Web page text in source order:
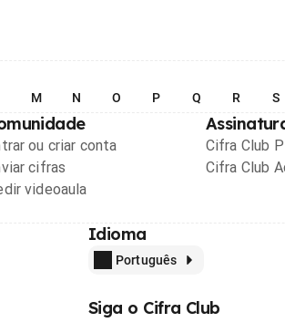
M N O P Q R S
ou criar conta
cifras
videoaula
Cifra Club
Cifra Club
Idioma
Português
Siga o Cifra Club